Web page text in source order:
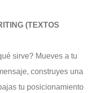
(TEXTOS
sirve? Mueves a tu
construyes una
tu posicionamiento